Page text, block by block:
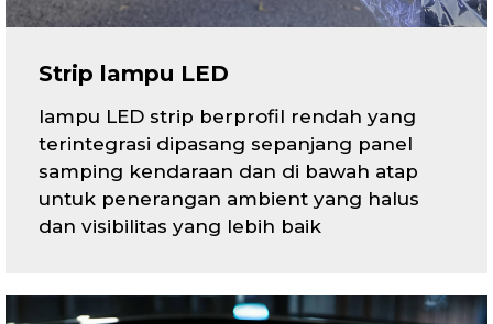
Strip lampu LED
lampu LED strip berprofil rendah yang
terintegrasi dipasang sepanjang panel
samping kendaraan dan di bawah atap
untuk penerangan ambient yang halus
dan visibilitas yang lebih baik